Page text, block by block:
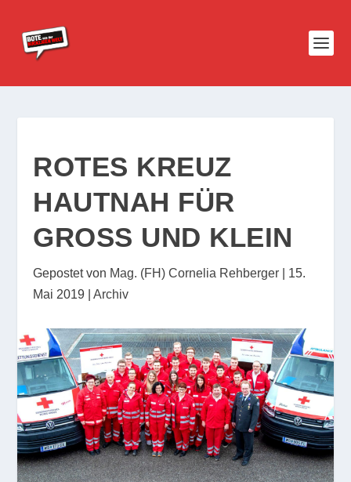
ROTES KREUZ
HAUTNAH FÜR
GROSS UND KLEIN
Gepostet von Mag. (FH) Cornelia Rehberger
15.
Mai 2019 |Archiv